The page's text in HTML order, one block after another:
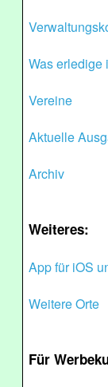
Was erledige
Vereine
Aktuelle
Archiv
Weiteres:
App für iOS
Weitere Orte
Für